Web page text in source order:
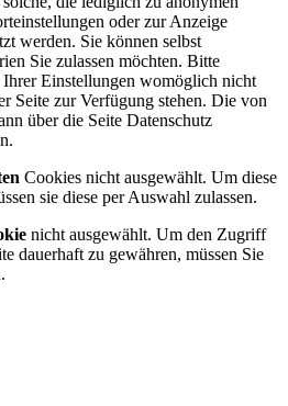
oder zur Anzeige
werden. Sie können selbst
Sie zulassen möchten. Bitte
Ihrer Einstellungen womöglich nicht
Seite zur Verfügung stehen. Die von
über die Seite Datenschutz
Cookies nicht ausgewählt. Um diese
sie diese per Auswahl zulassen.
nicht ausgewählt. Um den Zugriff
dauerhaft zu gewähren, müssen Sie